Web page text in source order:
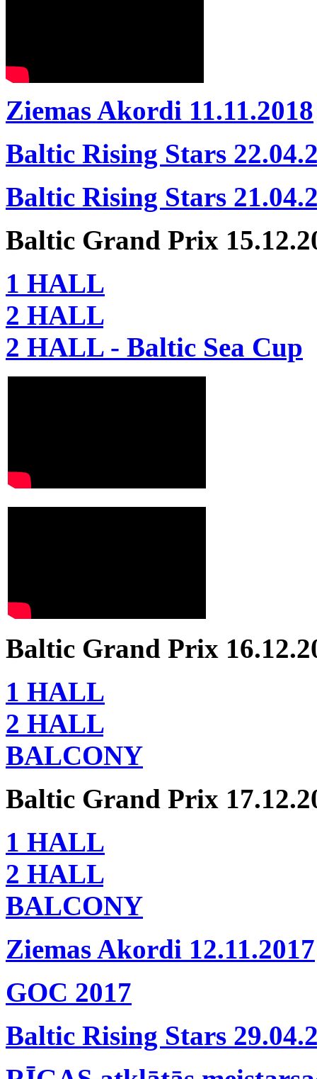
Ziemas Akordi 11.11.2018
Baltic Rising Stars
Baltic Rising Stars
Baltic Grand Prix
1 HALL
2 HALL
2 HALL - Baltic Sea Cup
Baltic Grand Prix
1 HALL
2 HALL
BALCONY
Baltic Grand Prix
1 HALL
2 HALL
BALCONY
Ziemas Akordi 12.11.2017
GOC 2017
Baltic Rising Stars